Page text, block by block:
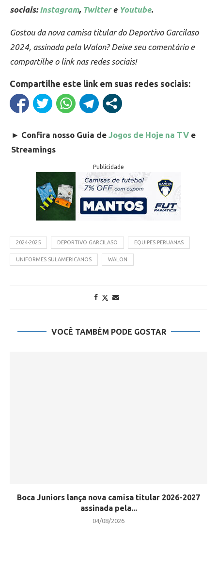
sociais: Instagram, Twittere Youtube.
Gostou da nova camisa titular do Deportivo Garcilaso
2024, assinada pela Walon? Deixe seu comentário e
compartilhe o link nas redes sociais!
Compartilhe este link em suas redes sociais:
► Confira nosso Guia de Jogos de Hoje na TV e
Streamings
Publicidade
2024-2025 DEPORTIVO GARCILASO EQUIPES PERUANAS
UNIFORMES SULAMERICANOS WALON
VOCÊ TAMBÉM PODE GOSTAR
Boca Juniors lança nova camisa titular 2026-2027
assinada pela...
04/08/2026